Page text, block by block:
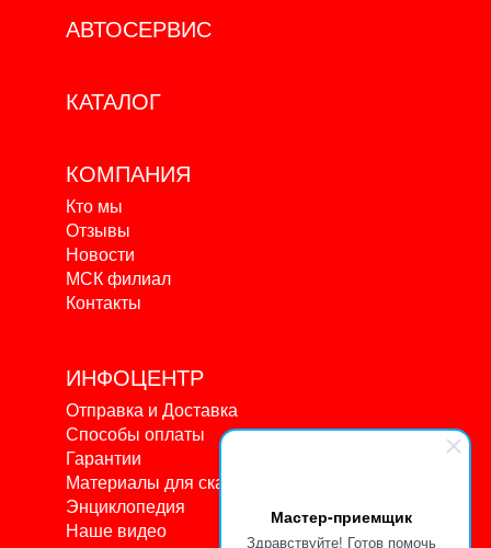
Мастер-приемщик
Здравствуйте! Готов помочь
АВТОСЕРВИС
КАТАЛОГ
КОМПАНИЯ
Кто мы
Отзывы
Новости
МСК филиал
Контакты
ИНФОЦЕНТР
Отправка и Доставка
Способы оплаты
Гарантии
Материалы для скачивания
Энциклопедия
Наше видео